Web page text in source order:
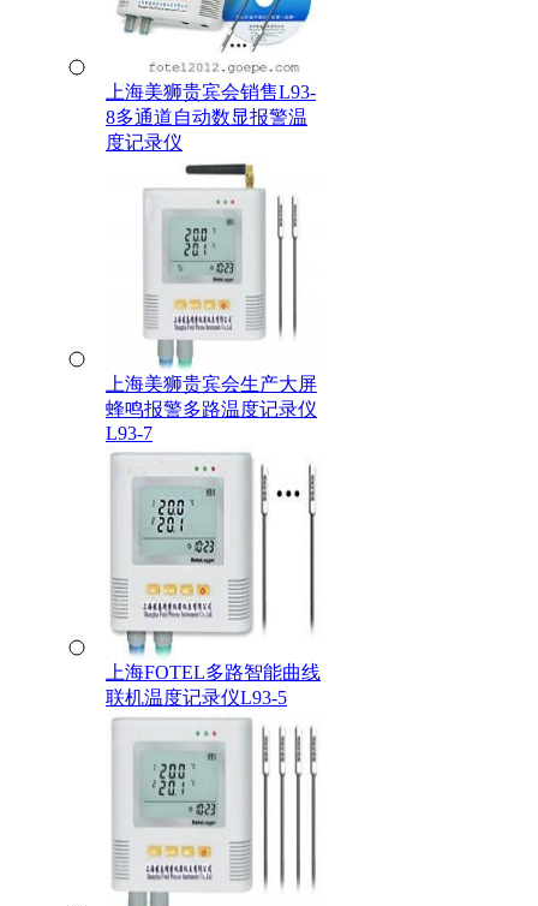
上海美狮贵宾会销售L93-
8多通道自动数显报警温
度记录仪
上海美狮贵宾会生产大屏
蜂鸣报警多路温度记录仪
L93-7
上海FOTEL多路智能曲线
联机温度记录仪L93-5